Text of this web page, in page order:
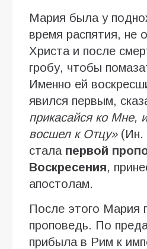
Мария была у
время распятия, не
Христа и после
гробу, чтобы
Именно ей
явился первым,
прикасайся ко Мне,
восшел к Отцу»(Ин.
стала первой
Воскресения,
апостолам.
После этого Мария
проповедь. По
прибыла в Рим к